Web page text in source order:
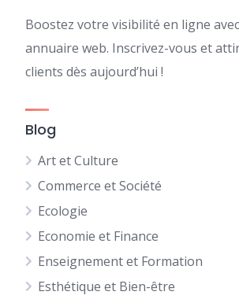
Boostez votre visibilité en ligne
annuaire web. Inscrivez-vous et
clients dès aujourd’hui !
Blog
Art et Culture
Commerce et Société
Ecologie
Economie et Finance
Enseignement et Formation
Esthétique et Bien-être